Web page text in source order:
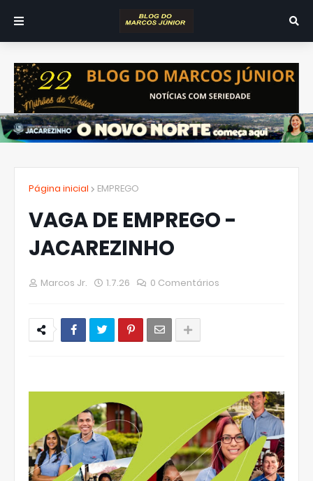
Página inicial EMPREGO
VAGA DE EMPREGO -
JACAREZINHO
Marcos Jr. 1.7.26 0 Comentários